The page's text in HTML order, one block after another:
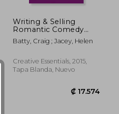
Writing & Selling
Romantic Comedy
Screenplays (en
Inglés)
Batty, Craig ; Jacey, Helen
Creative Essentials, 2015,
Tapa Blanda, Nuevo